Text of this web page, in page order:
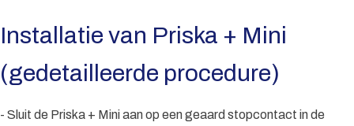
Installatie van Priska + Mini
(gedetailleerde procedure)
- Sluit de Priska + Mini aan op een geaard stopcontact in de